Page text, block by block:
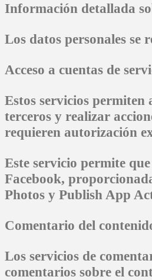
Información detallada
Los datos personales se
Acceso a cuentas de
Estos servicios permiten
terceros y realizar
requieren autorización
Este servicio permite
Facebook,
Photos y Publish App
Comentario del
Los servicios de
comentarios sobre el